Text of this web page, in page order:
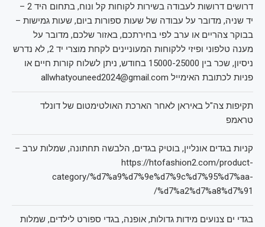
דרושים דרושות לעבודה בשירות לקוחות קל ונוח, בתחום היד 2 –
יד שניה, מדובר על עבודה של שעות ספורות ביום, שעות גמישות –
בבוקר צהריים או ערב לפי בחירתכם, באזור שלכם, מדובר על
מענה טלפוני ופיזי ללקוחות המעוניינים לקחת מוצרי יד 2, לא נדרש
ניסיון, שכר בין 15000-25000 בחודש, ניתן לשלוח קורות חיים או
פניות לכתובת האימייל allwhatyouneed2024@gmail.com
תקיפות צה"ל באיראן לאחר הארכת האולטימטום של דונלד
טראמפ
קניות בגדים אונליין, בוטיק בגדים, הלבשה תחתונה, שמלות ערב –
https://htofashion2.com/product-
category/%d7%a9%d7%9e%d7%9c%d7%95%d7%aa-
%d7%a2%d7%a8%d7%91/
בגדי ים צנועים מידות גדולות, אופנה, בגדי ספורט לילדים, שמלות